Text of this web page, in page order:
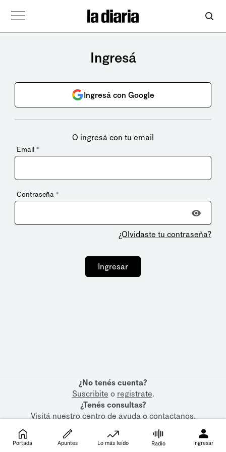
Ingresá
Ingresá con Google
O ingresá con tu email
Email *
Contraseña *
¿Olvidaste tu contraseña?
Ingresar
¿No tenés cuenta?
Suscribite o registrate.
¿Tenés consultas?
Visitá nuestrocentro de ayudaocontactanos.
Portada Apuntes Lo más leído Radio Ingresar